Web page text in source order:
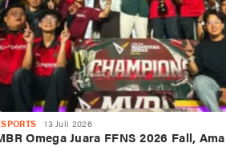
13 Juli 2026
Omega Juara FFNS 2026 Fall,